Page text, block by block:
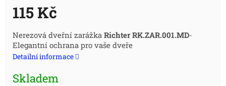
115 Kč
Měrná
cena:
Nerezová dveřní zarážka Richter RK.ZAR.001.MD-
Elegantní ochrana pro vaše dveře
Detailní informace
Skladem